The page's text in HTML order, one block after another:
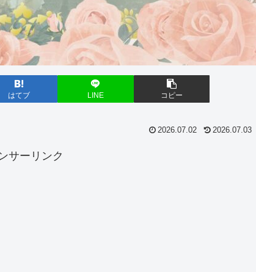
はてブ LINE コピー
2026.07.02 2026.07.03
サーリンク